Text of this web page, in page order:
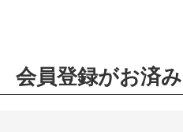
会員登録がお済